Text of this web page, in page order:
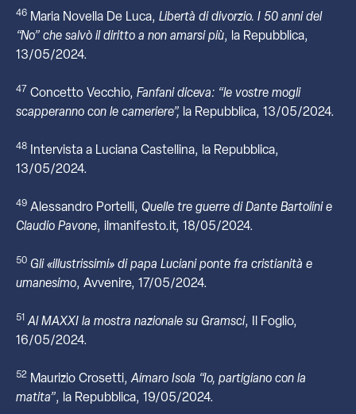
46 Maria Novella De Luca, Libertà di divorzio. I 50 anni del
“No” che salvò il diritto a non amarsi più, la Repubblica,
13/05/2024.
47 Concetto Vecchio, Fanfani diceva: “le vostre mogli
scapperanno con le cameriere”, la Repubblica, 13/05/2024.
48 Intervista a Luciana Castellina, la Repubblica,
13/05/2024.
49 Alessandro Portelli, Quelle tre guerre di Dante Bartolini e
Claudio Pavone, ilmanifesto.it, 18/05/2024.
50 Gli «illustrissimi» di papa Luciani ponte fra cristianità e
umanesimo, Avvenire, 17/05/2024.
51 Al MAXXI la mostra nazionale su Gramsci, Il Foglio,
16/05/2024.
52 Maurizio Crosetti,Aimaro Isola “Io, partigiano con la
matita”, la Repubblica, 19/05/2024.